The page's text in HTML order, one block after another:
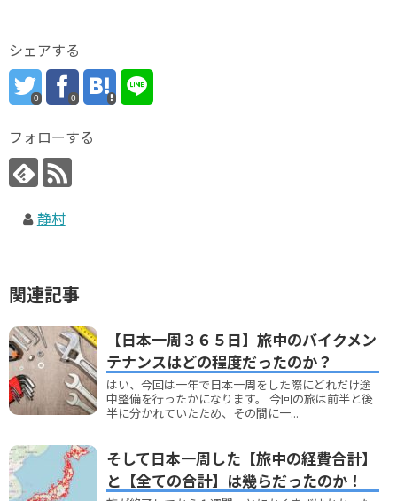
シェアする
0 0
フォローする
静村
関連記事
【日本一周３６５日】旅中のバイクメン
テナンスはどの程度だったのか？
はい、今回は一年で日本一周をした際にどれだけ途
中整備を行ったかになります。 今回の旅は前半と後
半に分かれていたため、その間に一...
そして日本一周した【旅中の経費合計】
と【全ての合計】は幾らだったのか！